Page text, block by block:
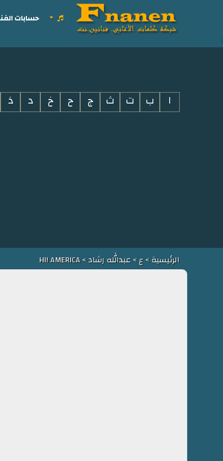
i
حسابات
ا ب ت ث ج ح خ د ذ
الرئيسية>ع>عبدالله رشاد> HI! AMERICA